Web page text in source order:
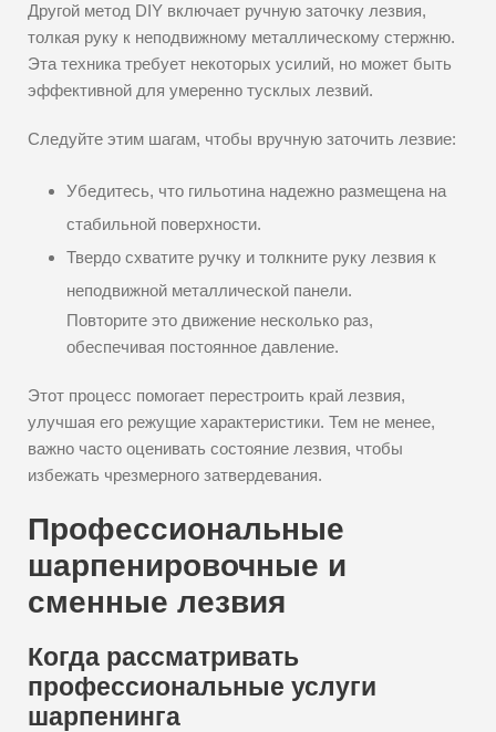
Другой метод DIY включает ручную заточку лезвия,
толкая руку к неподвижному металлическому стержню.
Эта техника требует некоторых усилий, но может быть
эффективной для умеренно тусклых лезвий.
Следуйте этим шагам, чтобы вручную заточить лезвие:
Убедитесь, что гильотина надежно размещена на
стабильной поверхности.
Твердо схватите ручку и толкните руку лезвия к
неподвижной металлической панели.
Повторите это движение несколько раз,
обеспечивая постоянное давление.
Этот процесс помогает перестроить край лезвия,
улучшая его режущие характеристики. Тем не менее,
важно часто оценивать состояние лезвия, чтобы
избежать чрезмерного затвердевания.
Профессиональные
шарпенировочные и
сменные лезвия
Когда рассматривать
профессиональные услуги
шарпенинга